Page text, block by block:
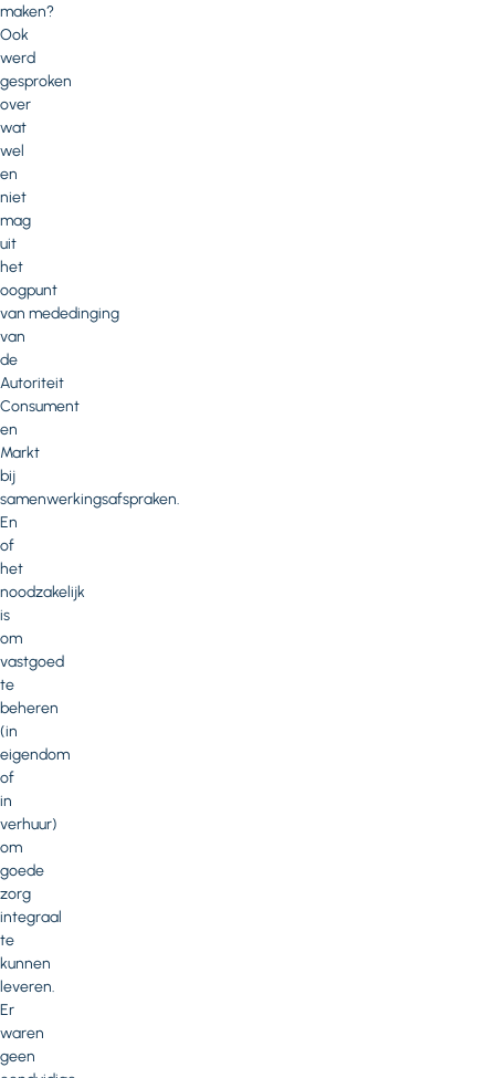
maken?
Ook
werd
gesproken
over
wat
wel
en
niet
mag
uit
het
oogpunt
van mededinging
van
de
Autoriteit
Consument
en
Markt
bij
samenwerkingsafspraken.
En
of
het
noodzakelijk
is
om
vastgoed
te
beheren
(in
eigendom
of
in
verhuur)
om
goede
zorg
integraal
te
kunnen
leveren.
Er
waren
geen